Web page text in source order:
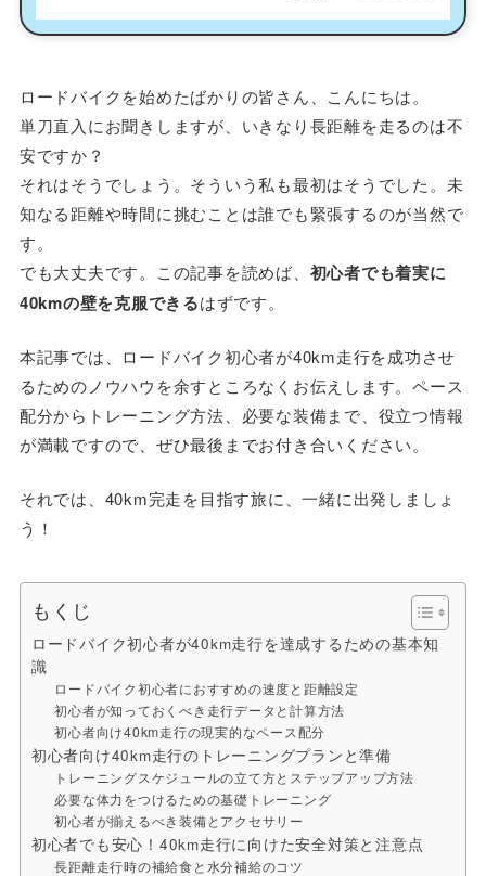
ロードバイクを始めたばかりの皆さん、こんにちは。
単刀直入にお聞きしますが、いきなり長距離を走るのは不
安ですか？
それはそうでしょう。そういう私も最初はそうでした。未
知なる距離や時間に挑むことは誰でも緊張するのが当然で
す。
でも大丈夫です。この記事を読めば、 初心者でも着実に
40kmの壁を克服できるはずです。
本記事では、ロードバイク初心者が40km走行を成功させ
るためのノウハウを余すところなくお伝えします。ペース
配分からトレーニング方法、必要な装備まで、役立つ情報
が満載ですので、ぜひ最後までお付き合いください。
それでは、40km完走を目指す旅に、一緒に出発しましょ
う！
もくじ
ロードバイク初心者が40km走行を達成するための基本知
識
ロードバイク初心者におすすめの速度と距離設定
初心者が知っておくべき走行データと計算方法
初心者向け40km走行の現実的なペース配分
初心者向け40km走行のトレーニングプランと準備
トレーニングスケジュールの立て方とステップアップ方法
必要な体力をつけるための基礎トレーニング
初心者が揃えるべき装備とアクセサリー
初心者でも安心！40km走行に向けた安全対策と注意点
長距離走行時の補給食と水分補給のコツ